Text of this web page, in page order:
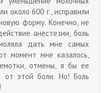
около 600 г., исправили
форму. Конечно, не
анестезии, боль
дать мне самых
момент мне казалось,
отмены, я бы ее
от этой боли. Но! Боль